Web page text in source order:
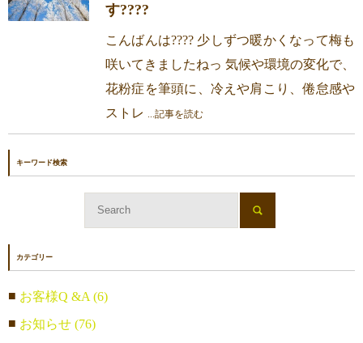
す????
こんばんは???? 少しずつ暖かくなって梅も
咲いてきましたねっ 気候や環境の変化で、
花粉症を筆頭に、冷えや肩こり、倦怠感や
ストレ ...記事を読む
キーワード検索
カテゴリー
お客様Q &A (6)
お知らせ (76)